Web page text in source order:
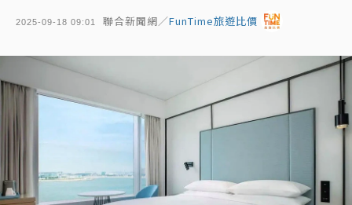
2025-09-18 09:01 聯合新聞網／FunTime旅遊比價